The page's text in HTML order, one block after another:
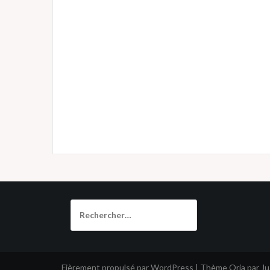
Fièrement propulsé par WordPress | Thème Oria par